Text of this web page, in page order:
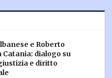
e Roberto
Catania: dialogo su
e diritto